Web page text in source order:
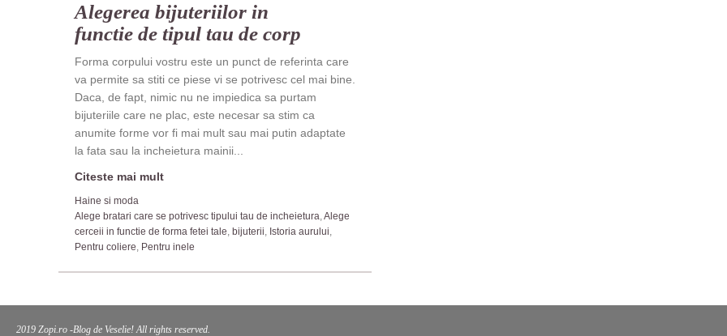
Alegerea bijuteriilor in
functie de tipul tau de corp
Forma corpului vostru este un punct de referinta care
va permite sa stiti ce piese vi se potrivesc cel mai bine.
Daca, de fapt, nimic nu ne impiedica sa purtam
bijuteriile care ne plac, este necesar sa stim ca
anumite forme vor fi mai mult sau mai putin adaptate
la fata sau la incheietura mainii...
Citeste mai mult
Haine si moda
Alege bratari care se potrivesc tipului tau de incheietura,Alege
cerceii in functie de forma fetei tale, bijuterii, Istoria aurului,
Pentru coliere, Pentru inele
2019 Zopi.ro -Blog de Veselie! All rights reserved.